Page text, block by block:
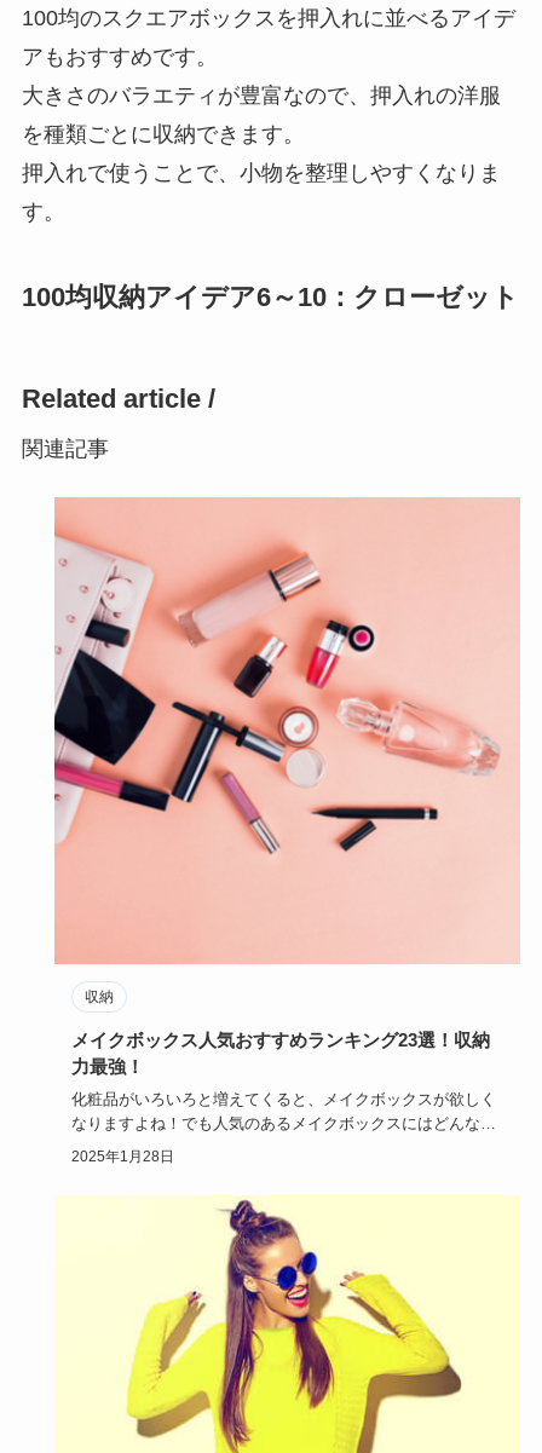
100均のスクエアボックスを押入れに並べるアイデ
アもおすすめです。
大きさのバラエティが豊富なので、押入れの洋服
を種類ごとに収納できます。
押入れで使うことで、小物を整理しやすくなりま
す。
100均収納アイデア6～10：クローゼット
Related article /
関連記事
収納
メイクボックス人気おすすめランキング23選！収納
力最強！
化粧品がいろいろと増えてくると、メイクボックスが欲しく
なりますよね！でも人気のあるメイクボックスにはどんなも
のがあるのでし…
2025年1月28日